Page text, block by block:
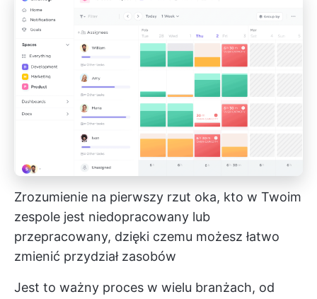
Zrozumienie na pierwszy rzut oka, kto w Twoim
zespole jest niedopracowany lub
przepracowany, dzięki czemu możesz łatwo
zmienić przydział zasobów
Jest to ważny proces w wielu branżach, od